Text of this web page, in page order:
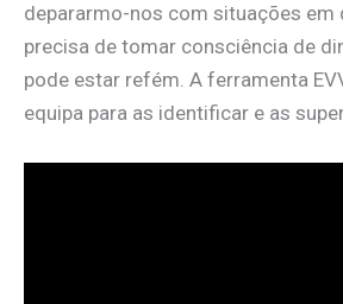
depararmo-nos com situações em
precisa de tomar consciência de
pode estar refém. A ferramenta
equipa para as identificar e as